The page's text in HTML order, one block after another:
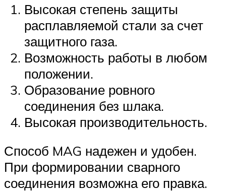
Высокая степень защиты
расплавляемой стали за счет
защитного газа.
Возможность работы в любом
положении.
Образование ровного
соединения без шлака.
Высокая производительность.
Способ MAG надежен и удобен.
При формировании сварного
соединения возможна его правка.